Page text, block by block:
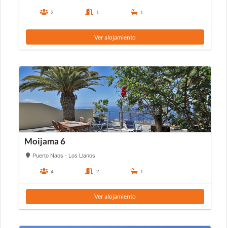
2 1 1
Ver alojamiento
Moijama 6
Puerto Naos - Los Llanos
4 2 1
Ver alojamiento